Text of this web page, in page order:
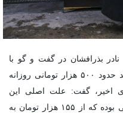
نادر بذرافشان در گفت و گو با
خبرنگار اقتصادی ایرنا با اشاره به رشد حدود ۵۰۰ هزار تومانی روزانه
اخیر، گفت: علت اصلی این
افزایش، تغییر قیمت ارز در بازار داخلی بوده که از ۱۵۵ هزار تومان به